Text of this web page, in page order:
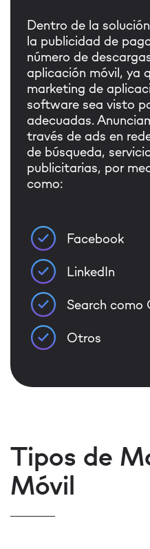
Dentro de la
la publicidad de
número de
aplicación móvil, ya
marketing de
software sea visto
adecuadas.
través de ads en
de búsqueda,
publicitarias, por
como:
Facebook
LinkedIn
Search como
Otros
Tipos de
Móvil